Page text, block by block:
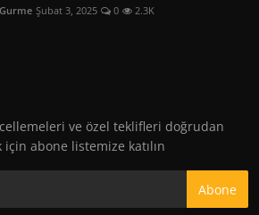
Gurme Şubat 3, 2025 0 2.3K
ve özel teklifleri doğrudan
abone listemize katılın
Abone